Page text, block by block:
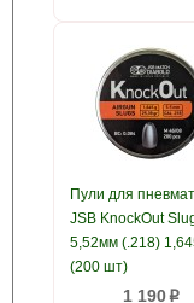
Пули для
JSB KnockOut
5,52мм (.218)
(200 шт)
1 190p